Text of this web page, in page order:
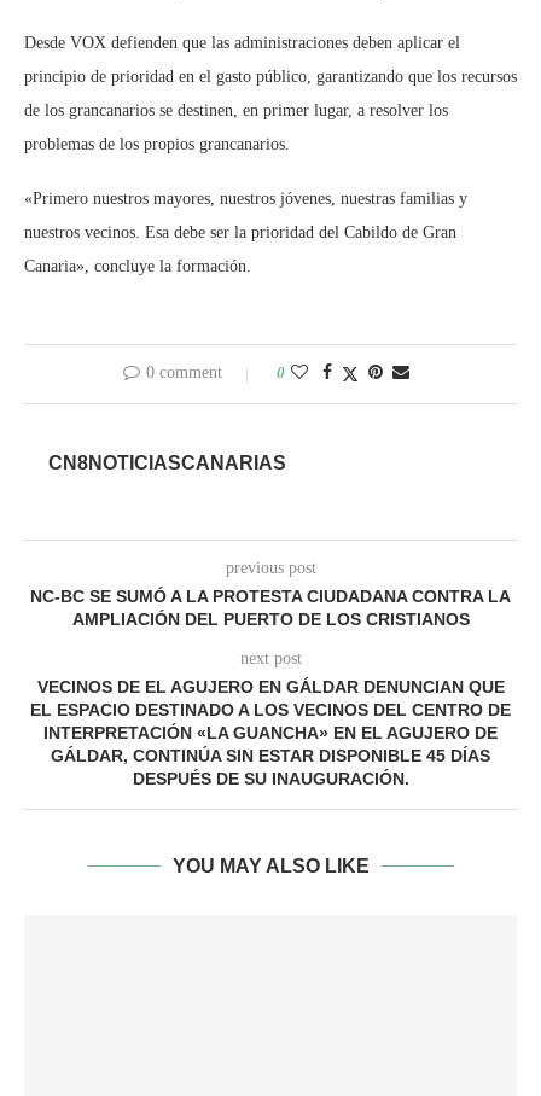
Desde VOX defienden que las administraciones deben aplicar el
principio de prioridad en el gasto público, garantizando que los recursos
de los grancanarios se destinen, en primer lugar, a resolver los
problemas de los propios grancanarios.
«Primero nuestros mayores, nuestros jóvenes, nuestras familias y
nuestros vecinos. Esa debe ser la prioridad del Cabildo de Gran
Canaria», concluye la formación.
0 comment 0
CN8NOTICIASCANARIAS
previous post
NC-BC SE SUMÓ A LA PROTESTA CIUDADANA CONTRA LA
AMPLIACIÓN DEL PUERTO DE LOS CRISTIANOS
next post
VECINOS DE EL AGUJERO EN GÁLDAR DENUNCIAN QUE
EL ESPACIO DESTINADO A LOS VECINOS DEL CENTRO DE
INTERPRETACIÓN «LA GUANCHA» EN EL AGUJERO DE
GÁLDAR, CONTINÚA SIN ESTAR DISPONIBLE 45 DÍAS
DESPUÉS DE SU INAUGURACIÓN.
YOU MAY ALSO LIKE